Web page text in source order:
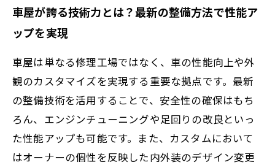
車屋が誇る技術力とは？最新の整備方法で性能ア
ップを実現
車屋は単なる修理工場ではなく、車の性能向上や外
観のカスタマイズを実現する重要な拠点です。最新
の整備技術を活用することで、安全性の確保はもち
ろん、エンジンチューニングや足回りの改良といっ
た性能アップも可能です。また、カスタムにおいて
はオーナーの個性を反映した内外装のデザイン変更